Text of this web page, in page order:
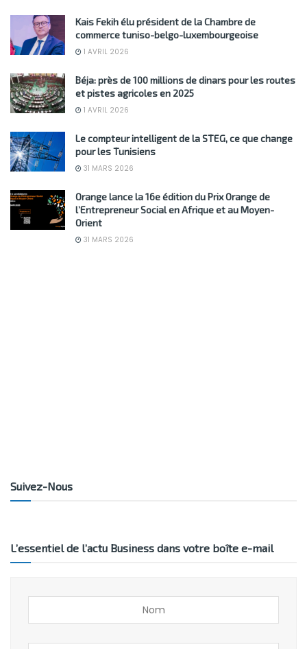
Kais Fekih élu président de la Chambre de
commerce tuniso-belgo-luxembourgeoise
1 AVRIL 2026
Béja: près de 100 millions de dinars pour les routes
et pistes agricoles en 2025
1 AVRIL 2026
Le compteur intelligent de la STEG, ce que change
pour les Tunisiens
31 MARS 2026
Orange lance la 16e édition du Prix Orange de
l’Entrepreneur Social en Afrique et au Moyen-
Orient
31 MARS 2026
Suivez-Nous
L’essentiel de l’actu Business dans votre boîte e-mail